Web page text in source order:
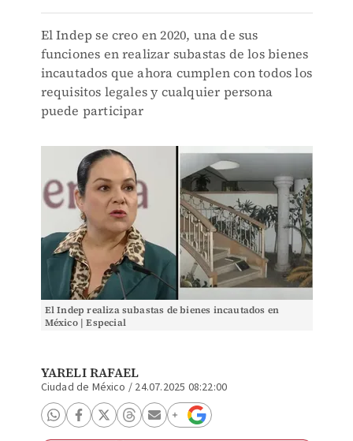
El Indep se creo en 2020, una de sus
funciones en realizar subastas de los bienes
incautados que ahora cumplen con todos los
requisitos legales y cualquier persona
puede participar
El Indep realiza subastas de bienes incautados en
México | Especial
YARELI RAFAEL
Ciudad de México / 24.07.2025 08:22:00